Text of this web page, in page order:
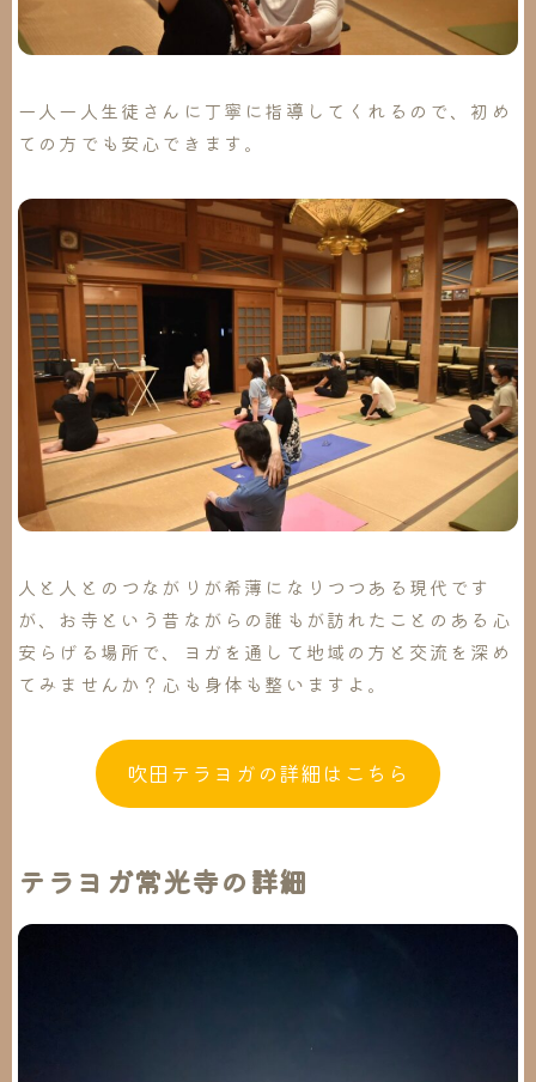
一人一人生徒さんに丁寧に指導してくれるので、初め
ての方でも安心できます。
人と人とのつながりが希薄になりつつある現代です
が、お寺という昔ながらの誰もが訪れたことのある心
安らげる場所で、ヨガを通して地域の方と交流を深め
てみませんか？心も身体も整いますよ。
吹田テラヨガの詳細はこちら
テラヨガ常光寺の詳細